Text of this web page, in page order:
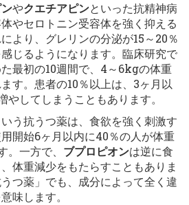
やクエチアピンといった抗精神病
やセロトニン受容体を強く抑える
より、グレリンの分泌が15～20％
じるようになります。臨床研究で
最初の10週間で、4～6kgの体重
す。患者の10％以上は、3ヶ月以
やしてしまうこともあります。
いう抗うつ薬は、食欲を強く刺激す
開始6ヶ月以内に40％の人が体重
一方で、 ブプロピオンは逆に食
体重減少をもたらすこともありま
つ薬」でも、成分によって全く違
味します。